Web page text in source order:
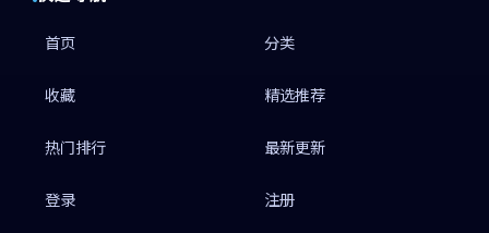
首页 分类
收藏 精选推荐
热门排行 最新更新
登录 注册